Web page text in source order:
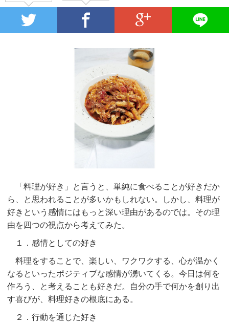
「料理が好き」と言うと、単純に食べることが好きだか
ら、と思われることが多いかもしれない。しかし、料理が
好きという感情にはもっと深い理由があるのでは。その理
由を四つの視点から考えてみた。
１．感情としての好き
料理をすることで、楽しい、ワクワクする、心が温かく
なるといったポジティブな感情が湧いてくる。今日は何を
作ろう、と考えることも好きだ。自分の手で何かを創り出
す喜びが、料理好きの根底にある。
２．行動を通じた好き